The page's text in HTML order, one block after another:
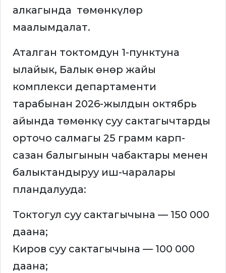
алкагында төмөнкүлөр
маалымдалат.
Аталган токтомдун 1-пунктуна
ылайык, Балык өнөр жайы
комплекси департаменти
тарабынан 2026-жылдын октябрь
айында төмөнкү суу сактагычтарды
орточо салмагы 25 грамм карп-
сазан балыгынын чабактары менен
балыктандыруу иш-чаралары
пландалууда:
Токтогул суу сактагычына — 150 000
даана;
Киров суу сактагычына — 100 000
даана;